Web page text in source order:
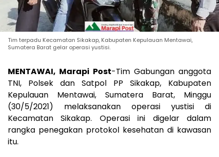
Tim terpadu Kecamatan Sikakap, Kabupaten Kepulauan Mentawai,
Sumatera Barat gelar operasi yustisi.
MENTAWAI, Marapi Post-Tim Gabungan anggota
TNI, Polsek dan Satpol PP Sikakap, Kabupaten
Kepulauan Mentawai, Sumatera Barat, Minggu
(30/5/2021) melaksanakan operasi yustisi di
Kecamatan Sikakap. Operasi ini digelar dalam
rangka penegakan protokol kesehatan di kawasan
itu.